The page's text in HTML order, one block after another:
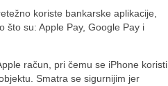
koriste bankarske aplikacije,
što su: Apple Pay, Google Pay i
račun, pri čemu se iPhone koristi
Smatra se sigurnijim jer